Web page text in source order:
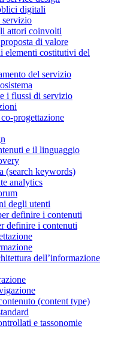
digitali
attori coinvolti
di valore
elementi costitutivi del
del servizio
i flussi di servizio
progettazione
e il linguaggio
(search keywords)
analytics
degli utenti
definire i contenuti
definire i contenuti
dell’informazione
(content type)
e tassonomie